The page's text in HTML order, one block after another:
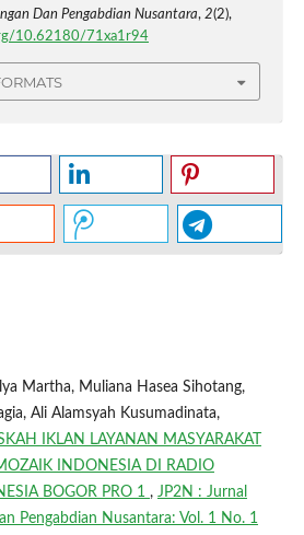
Dan Pengabdian Nusantara, 2(2),
10.62180/71xa1r94
Martha, Muliana Hasea Sihotang,
Ali Alamsyah Kusumadinata,
IKLAN LAYANAN MASYARAKAT
INDONESIA DI RADIO
BOGOR PRO 1 , JP2N : Jurnal
Pengabdian Nusantara: Vol. 1 No. 1